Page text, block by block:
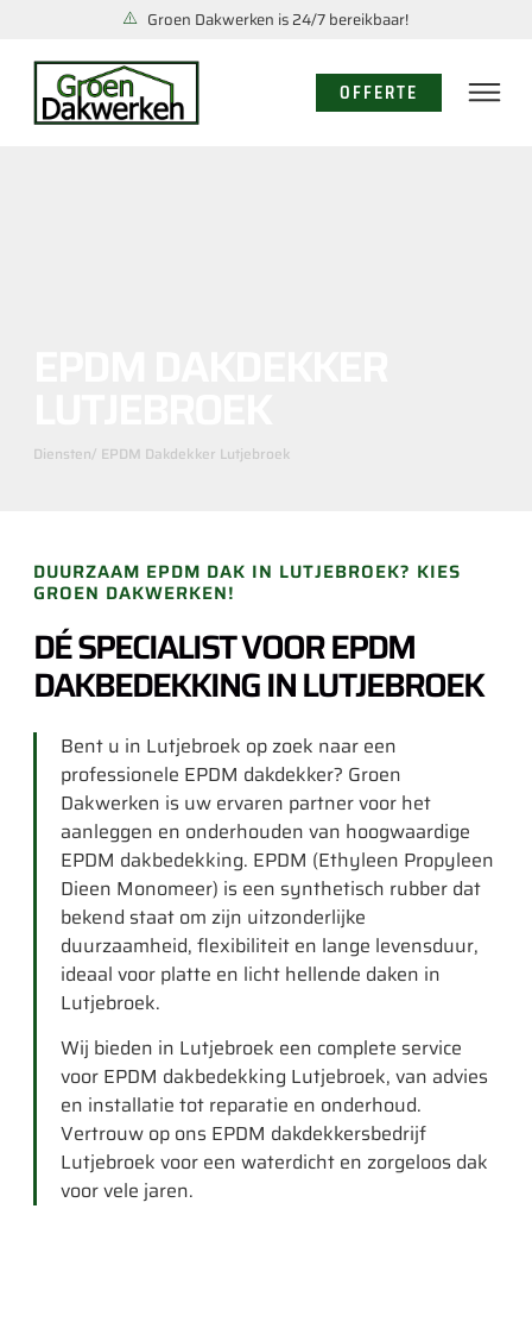
Groen Dakwerken is 24/7 bereikbaar!
OFFERTE
Diensten/ EPDM Dakdekker Lutjebroek
DUURZAAM EPDM DAK IN LUTJEBROEK? KIES
GROEN DAKWERKEN!
DÉ SPECIALIST VOOR EPDM
DAKBEDEKKING IN LUTJEBROEK
Bent u in Lutjebroek op zoek naar een
professionele EPDM dakdekker? Groen
Dakwerken is uw ervaren partner voor het
aanleggen en onderhouden van hoogwaardige
EPDM dakbedekking. EPDM (Ethyleen Propyleen
Dieen Monomeer) is een synthetisch rubber dat
bekend staat om zijn uitzonderlijke
duurzaamheid, flexibiliteit en lange levensduur,
ideaal voor platte en licht hellende daken in
Lutjebroek.
Wij bieden in Lutjebroek een complete service
voor EPDM dakbedekking Lutjebroek, van advies
en installatie tot reparatie en onderhoud.
Vertrouw op ons EPDM dakdekkersbedrijf
Lutjebroek voor een waterdicht en zorgeloos dak
voor vele jaren.